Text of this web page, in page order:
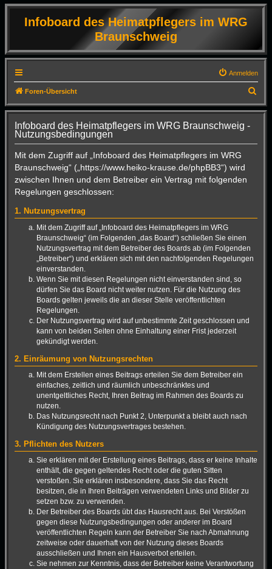
Infoboard des Heimatpflegers im WRG
Braunschweig
Anmelden
Foren-Übersicht
u
Infoboard des Heimatpflegers im WRG Braunschweig -
Nutzungsbedingungen
Mit dem Zugriff auf „Infoboard des Heimatpflegers im WRG
Braunschweig“ („https://www.heiko-krause.de/phpBB3“) wird
zwischen Ihnen und dem Betreiber ein Vertrag mit folgenden
Regelungen geschlossen:
1. Nutzungsvertrag
Mit dem Zugriff auf „Infoboard des Heimatpflegers im WRG
Braunschweig“ (im Folgenden „das Board“) schließen Sie einen
Nutzungsvertrag mit dem Betreiber des Boards ab (im Folgenden
„Betreiber“) und erklären sich mit den nachfolgenden Regelungen
einverstanden.
Wenn Sie mit diesen Regelungen nicht einverstanden sind, so
dürfen Sie das Board nicht weiter nutzen. Für die Nutzung des
Boards gelten jeweils die an dieser Stelle veröffentlichten
Regelungen.
Der Nutzungsvertrag wird auf unbestimmte Zeit geschlossen und
kann von beiden Seiten ohne Einhaltung einer Frist jederzeit
gekündigt werden.
2. Einräumung von Nutzungsrechten
Mit dem Erstellen eines Beitrags erteilen Sie dem Betreiber ein
einfaches, zeitlich und räumlich unbeschränktes und
unentgeltliches Recht, Ihren Beitrag im Rahmen des Boards zu
nutzen.
Das Nutzungsrecht nach Punkt 2, Unterpunkt a bleibt auch nach
Kündigung des Nutzungsvertrages bestehen.
3. Pflichten des Nutzers
Sie erklären mit der Erstellung eines Beitrags, dass er keine Inhalte
enthält, die gegen geltendes Recht oder die guten Sitten
verstoßen. Sie erklären insbesondere, dass Sie das Recht
besitzen, die in Ihren Beiträgen verwendeten Links und Bilder zu
setzen bzw. zu verwenden.
Der Betreiber des Boards übt das Hausrecht aus. Bei Verstößen
gegen diese Nutzungsbedingungen oder anderer im Board
veröffentlichten Regeln kann der Betreiber Sie nach Abmahnung
zeitweise oder dauerhaft von der Nutzung dieses Boards
ausschließen und Ihnen ein Hausverbot erteilen.
Sie nehmen zur Kenntnis, dass der Betreiber keine Verantwortung